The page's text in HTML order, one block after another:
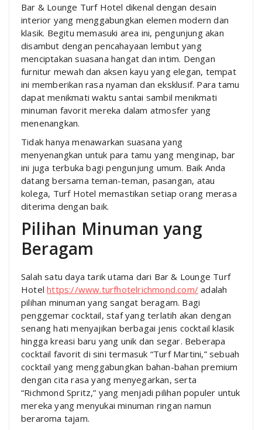
Bar & Lounge Turf Hotel dikenal dengan desain
interior yang menggabungkan elemen modern dan
klasik. Begitu memasuki area ini, pengunjung akan
disambut dengan pencahayaan lembut yang
menciptakan suasana hangat dan intim. Dengan
furnitur mewah dan aksen kayu yang elegan, tempat
ini memberikan rasa nyaman dan eksklusif. Para tamu
dapat menikmati waktu santai sambil menikmati
minuman favorit mereka dalam atmosfer yang
menenangkan.
Tidak hanya menawarkan suasana yang
menyenangkan untuk para tamu yang menginap, bar
ini juga terbuka bagi pengunjung umum. Baik Anda
datang bersama teman-teman, pasangan, atau
kolega, Turf Hotel memastikan setiap orang merasa
diterima dengan baik.
Pilihan Minuman yang
Beragam
Salah satu daya tarik utama dari Bar & Lounge Turf
Hotelhttps://www.turfhotelrichmond.com/ adalah
pilihan minuman yang sangat beragam. Bagi
penggemar cocktail, staf yang terlatih akan dengan
senang hati menyajikan berbagai jenis cocktail klasik
hingga kreasi baru yang unik dan segar. Beberapa
cocktail favorit di sini termasuk “Turf Martini,” sebuah
cocktail yang menggabungkan bahan-bahan premium
dengan cita rasa yang menyegarkan, serta
“Richmond Spritz,” yang menjadi pilihan populer untuk
mereka yang menyukai minuman ringan namun
beraroma tajam.